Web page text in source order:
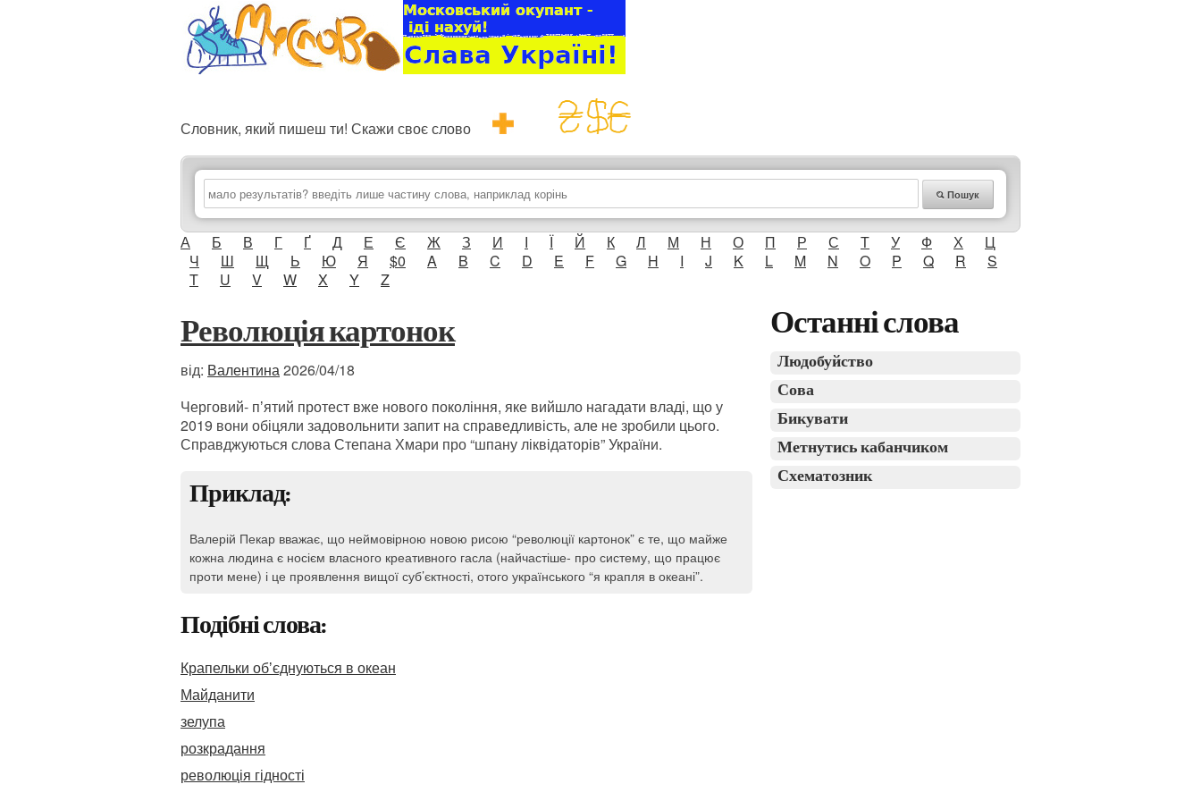
Словник, який пишеш ти! Скажи своє слово
Пошук
А Б В Г Ґ Д Е Є Ж З И І Ї Й К Л М Н О П Р С Т У Ф Х
Ц
Ч
Ш Щ Ь Ю Я $0 A B C D E F G H I J K L M N O P Q R
S
T
U V W X Y Z
Революція картонок
від: Валентина2026/04/18
Черговий- пʼятий протест вже нового покоління, яке вийшло нагадати владі, що у
2019 вони обіцяли задовольнити запит на справедливість, але не зробили цього.
Справджуються слова Степана Хмари про “шпану ліквідаторів” України.
Приклад:
Валерій Пекар вважає, що неймовірною новою рисою “революції картонок” є те, що майже
кожна людина є носієм власного креативного гасла (найчастіше- про систему, що працює
проти мене) і це проявлення вищої суб’єктності, отого українського “я крапля в океані”.
Подібні слова:
Крапельки обʼєднуються в океан
Майданити
зелупа
розкрадання
революція гідності
Останні слова
Людобуйство
Сова
Бикувати
Метнутись кабанчиком
Схематозник